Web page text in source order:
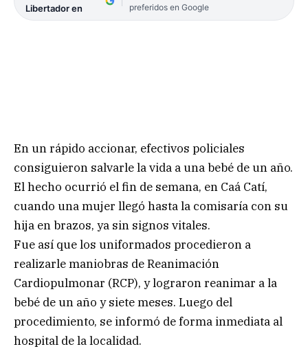
Libertador en
preferidos en Google
En un rápido accionar, efectivos policiales
consiguieron salvarle la vida a una bebé de un año.
El hecho ocurrió el fin de semana, en Caá Catí,
cuando una mujer llegó hasta la comisaría con su
hija en brazos, ya sin signos vitales.
Fue así que los uniformados procedieron a
realizarle maniobras de Reanimación
Cardiopulmonar (RCP), y lograron reanimar a la
bebé de un año y siete meses. Luego del
procedimiento, se informó de forma inmediata al
hospital de la localidad.